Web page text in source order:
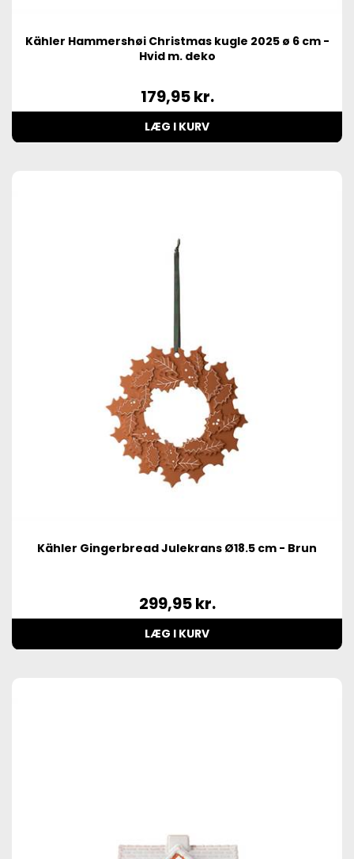
Kähler Hammershøi Christmas kugle 2025 ø 6 cm -
Hvid m. deko
179,95kr.
LÆG I KURV
Kähler Gingerbread Julekrans Ø18.5 cm - Brun
299,95kr.
LÆG I KURV